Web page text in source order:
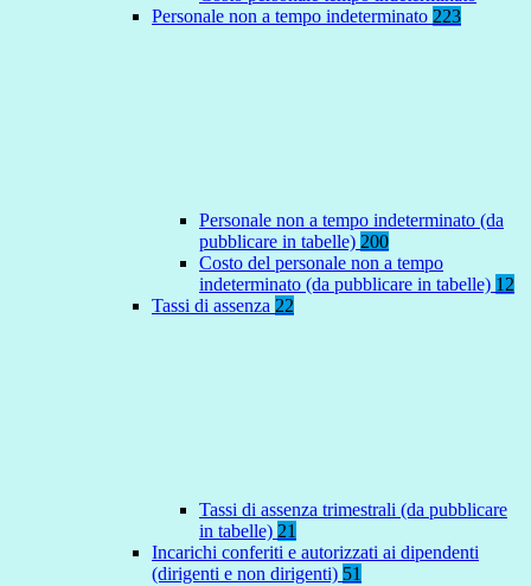
Personale non a tempo indeterminato 223
Personale non a tempo indeterminato (da
pubblicare in tabelle) 200
Costo del personale non a tempo
indeterminato (da pubblicare in tabelle) 12
Tassi di assenza 22
Tassi di assenza trimestrali (da pubblicare
in tabelle) 21
Incarichi conferiti e autorizzati ai dipendenti
(dirigenti e non dirigenti) 51